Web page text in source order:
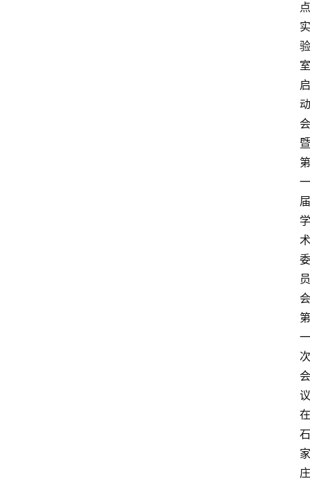
点
实
验
室
启
动
会
暨
第
一
届
学
术
委
员
会
第
一
次
会
议
在
石
家
庄